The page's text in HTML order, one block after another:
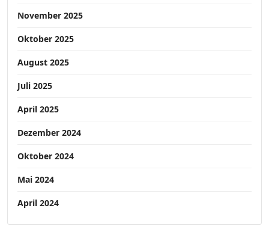
November 2025
Oktober 2025
August 2025
Juli 2025
April 2025
Dezember 2024
Oktober 2024
Mai 2024
April 2024